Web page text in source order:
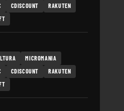
CDISCOUNT
RAKUTEN
MICROMANIA
CDISCOUNT
RAKUTEN